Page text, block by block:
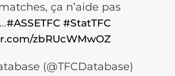
ça n’aide pas
#ASSETFC #StatTFC
zbRUcWMwOZ
(@TFCDatabase)